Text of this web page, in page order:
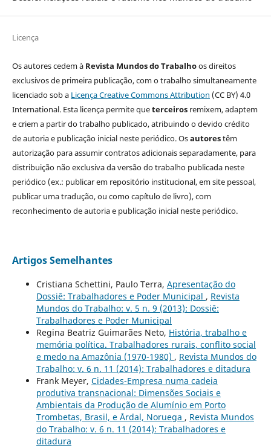
Licença
Os autores cedem à Revista Mundos do Trabalhoos direitos
exclusivos de primeira publicação, com o trabalho simultaneamente
licenciado sob a Licença Creative Commons Attribution (CC BY) 4.0
International. Esta licença permite queterceirosremixem, adaptem
e criem a partir do trabalho publicado, atribuindo o devido crédito
de autoria e publicação inicial neste periódico. Osautorestêm
autorização para assumir contratos adicionais separadamente, para
distribuição não exclusiva da versão do trabalho publicada neste
periódico (ex.: publicar em repositório institucional, em site pessoal,
publicar uma tradução, ou como capítulo de livro), com
reconhecimento de autoria e publicação inicial neste periódico.
Artigos Semelhantes
Cristiana Schettini, Paulo Terra, Apresentação do
Dossiê: Trabalhadores e Poder Municipal , Revista
Mundos do Trabalho: v. 5 n. 9 (2013): Dossiê:
Trabalhadores e Poder Municipal
Regina Beatriz Guimarães Neto, História, trabalho e
memória política. Trabalhadores rurais, conflito social
e medo na Amazônia (1970-1980) , Revista Mundos do
Trabalho: v. 6 n. 11 (2014): Trabalhadores e ditadura
Frank Meyer, Cidades-Empresa numa cadeia
produtiva transnacional: Dimensões Sociais e
Ambientais da Produção de Alumínio em Porto
Trombetas, Brasil, e Årdal, Noruega , Revista Mundos
do Trabalho: v. 6 n. 11 (2014): Trabalhadores e
ditadura